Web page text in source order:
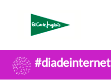
#diadeinternet